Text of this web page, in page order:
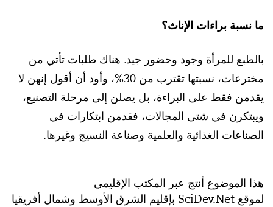
ما نسبة براءات الإناث؟
بالطبع للمرأة وجود وحضور جيد. هناك طلبات تأتي من
مخترعات، نسبتها تقترب من 30%، وأود أن أقول إنهن لا
يقدمن فقط على البراءة، بل يصلن إلى مرحلة التصنيع،
ويبتكرن في شتى المجالات، فقدمن ابتكارات في
الصناعات الغذائية والعلمية وصناعة النسيج وغيرها.
هذا الموضوع أنتج عبر المكتب الإقليمي
لموقع SciDev.Net بإقليم الشرق الأوسط وشمال أفريقيا